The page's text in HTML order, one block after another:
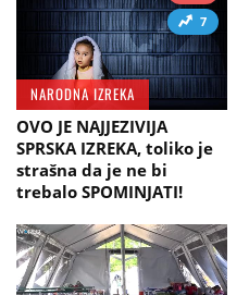
7
NARODNA IZREKA
OVO JE NAJJEZIVIJA
SPRSKA IZREKA, toliko je
strašna da je ne bi
trebalo SPOMINJATI!